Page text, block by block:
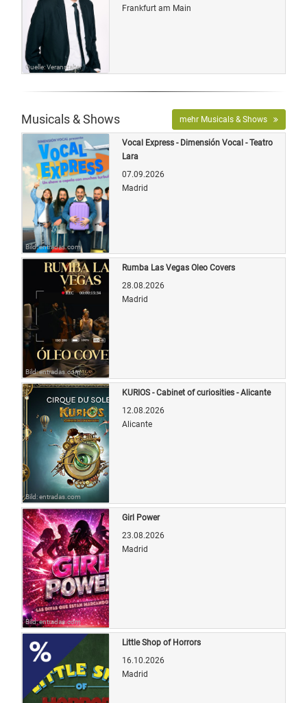
Quelle: Veranstalter
Frankfurt am Main
Musicals & Shows mehr Musicals & Shows
Bild: entradas.com
Vocal Express - Dimensión Vocal - Teatro
Lara
07.09.2026
Madrid
Bild: entradas.com
Rumba Las Vegas Oleo Covers
28.08.2026
Madrid
Bild: entradas.com
KURIOS - Cabinet of curiosities - Alicante
12.08.2026
Alicante
Bild: entradas.com
Girl Power
23.08.2026
Madrid
Little Shop of Horrors
16.10.2026
Madrid